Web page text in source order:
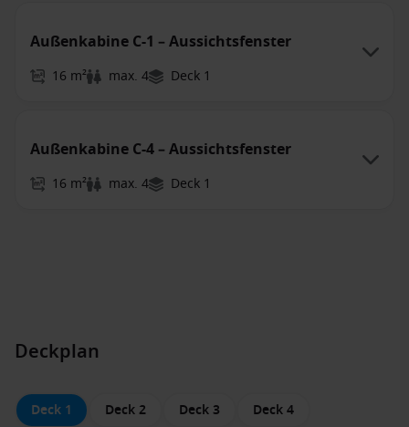
Außenkabine C-1 – Aussichtsfenster
16 m² max. 4 Deck 1
Außenkabine C-4 – Aussichtsfenster
16 m² max. 4 Deck 1
Deckplan
Deck 1 Deck 2 Deck 3 Deck 4